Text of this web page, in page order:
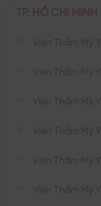
TP. HỒ CHÍ MINH
Viện Thẩm Mỹ
Viện Thẩm Mỹ
Viện Thẩm Mỹ
Viện Thẩm Mỹ
Viện Thẩm Mỹ
Viện Thẩm Mỹ